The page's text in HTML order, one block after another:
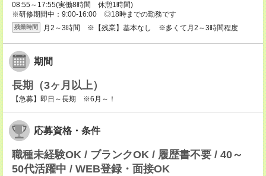
08:55～17:55(実働8時間 休憩1時間)
※研修期間中：9:00-16:00 ◎18時までの勤務です
残業時間 月2～3時間 ※【残業】基本なし ※多くて月2～3時間程度
期間
長期（3ヶ月以上）
【急募】即日～長期 ※6月～！
応募資格・条件
職種未経験OK / ブランクOK / 履歴書不要 / 40～
50代活躍中 / WEB登録・面接OK